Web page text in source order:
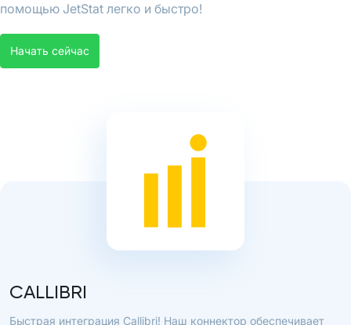
помощью JetStat легко и быстро!
Начать сейчас
CALLIBRI
Быстрая интеграция Callibri! Наш коннектор обеспечивает